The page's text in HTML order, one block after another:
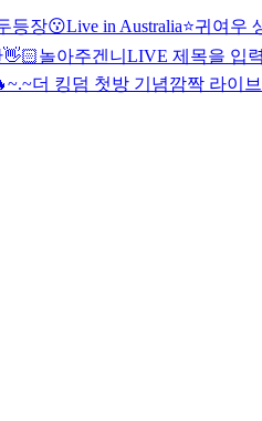
등장😗Live in Australia⭐️귀여우
놀아주겐니 LIVE 제목을 입
~.~더 킹덤 첫방 기념깜짝 라이